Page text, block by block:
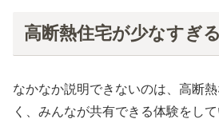
高断熱住宅が少なすぎ
なかなか説明できないのは、高断
く、みんなが共有できる体験をして